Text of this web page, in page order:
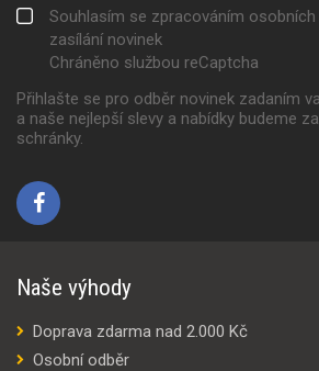
Souhlasím se zpracováním
zasílání novinek
Chráněno službou reCaptcha
Přihlašte se pro odběr novinek zadaním
a naše nejlepší slevy a nabídky budeme
schránky.
Naše výhody
Doprava zdarma nad 2.000 Kč
Osobní odběr